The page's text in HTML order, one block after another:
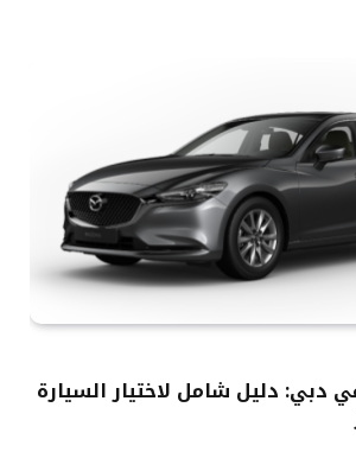
دبي: دليل شامل لاختيار السيارة